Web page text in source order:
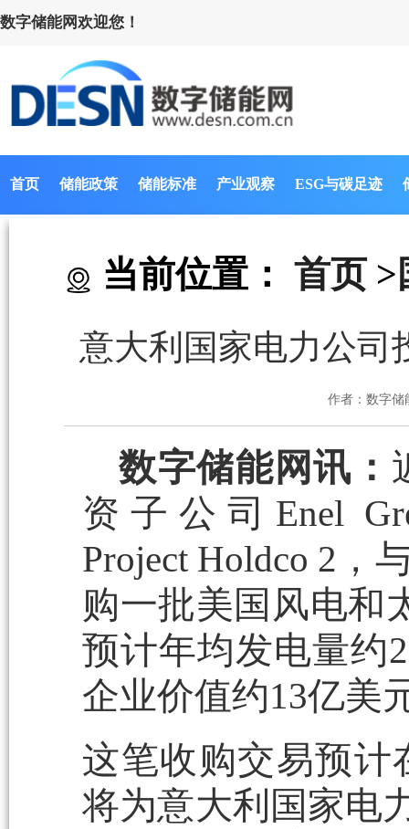
数字储能网欢迎您！
首页 储能政策 储能标准 产业观察 ESG与碳足迹
当前位置： 首页 >
意大利国家电力公司
作者：数字储
数字储能网讯：
资子公司Enel
Project Holdco 2，
购一批美国风电和
预计年均发电量约
企业价值约13亿美
这笔收购交易预计
将为意大利国家电